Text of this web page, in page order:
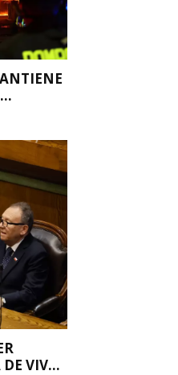
VIV...